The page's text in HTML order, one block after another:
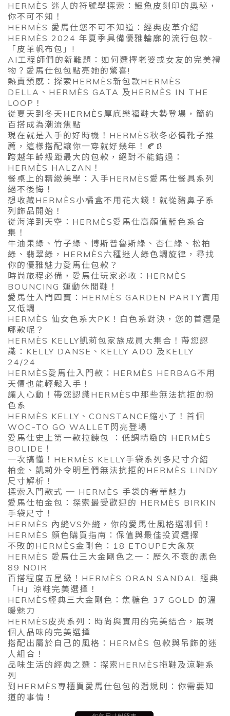
HERMÈS 迷人的符號學探索：鱷魚皮刻印的奧秘，
你不可不知！
HERMÈS 愛馬仕您不可不知道：經典皮革介紹
HERMÈS 2024 年夏季具備優雅輪廓的流行包款-
「皮革帆布包」!
AI工程師們的新難題：如何選擇老婆或女友的完美禮
物？愛馬仕包包點亮她的驚喜!
熱賣預感：探索HERMÈS新包款HERMÈS
DELLA、HERMÈS GATA 及HERMÈS IN THE
LOOP！
從夏天到冬天HERMÈS厚底樂福鞋大勢登場，簡約
百搭成為潮流焦點
現在就是入手的好時機！HERMÈS秋冬必備靴子推
薦，這樣搭配讓你一穿就好幾年！🍂👢
跨越年齡級距最大的包款，絕對不能錯過：
HERMÈS HALZAN！
餐桌上的精緻美學：入手HERMÈS愛馬仕餐具系列
絕不後悔！
想收藏HERMÈS小橘盒不用花大錢！就從豬鼻子系
列飾品開始！
從海洋到天空：HERMÈS愛馬仕高顏值藍色系合
集！
牛油果綠、竹子綠、博斯普魯斯綠、杏仁綠、松柏
綠、翡翠綠，HERMÈS六種迷人綠色調旋律，尋找
你的優雅魅力愛馬仕包款？
時尚旅程必備，愛馬仕玩家必收：HERMÈS
BOUNCING 運動休閒鞋！
愛馬仕入門四寶：HERMÈS GARDEN PARTY實用
又低調
HERMÈS 仙女色系大PK！白色系對決，您的首選是
哪款呢？
HERMÈS KELLY凱莉包家族成員大集合！帶您認
識：KELLY DANSE、KELLY ADO 及KELLY
24/24
HERMÈS愛馬仕入門款：HERMÈS HERBAG不用
天價也能輕鬆入手！
讓人心動！帶您認識HERMÈS中那些無法抗拒的粉
色系
HERMÈS KELLY、CONSTANCE縮小了！首個
WOC-TO GO WALLET閃亮登場
愛馬仕史上第一款拉鍊包 ：低調精緻的 HERMÈS
BOLIDE！
一次搞懂！HERMÈS KELLY手袋系列多尺寸介紹
柏金、凱莉外令明星們無法抗拒的HERMÈS LINDY
尺寸解析！
探索入門款式 ─ HERMÈS 手袋的奢華魅力
愛馬仕柏金包：探索最受歡迎的 HERMÈS BIRKIN
手袋尺寸！
HERMÈS 內縫VS外縫，你的愛馬仕風格選哪個！
HERMÈS 顏色購買指南：保值與最佳投資選擇
不敗的HERMÈS金剛色：18 ETOUPE大象灰
HERMÈS 愛馬仕三大金剛色之一：歷久不衰的黑色
89 NOIR
百搭程度五星級！HERMÈS ORAN SANDAL 經典
「H」涼鞋完美選擇！
HERMÈS經典三大金剛色：焦糖色 37 GOLD 的溫
暖魅力
HERMÈS皮夾系列：時尚與實用的完美結合，展現
個人品味的完美選擇
搭配出屬於自己的風格：HERMÈS 包款與吊飾的迷
人組合！
品味生活的經典之選：探索HERMÈS拖鞋及涼鞋系
列
到HERMÈS專櫃買愛馬仕包包的潛規則：你需要知
道的事情！